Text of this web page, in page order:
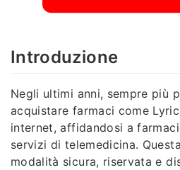
Introduzione
Negli ultimi anni, sempre più
acquistare farmaci come
internet, affidandosi a
servizi di telemedicina.
modalità sicura, riservata e